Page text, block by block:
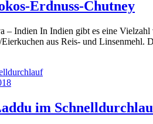
Erdnuss-Chutney
– Indien In Indien gibt es eine
aus Reis- und
im